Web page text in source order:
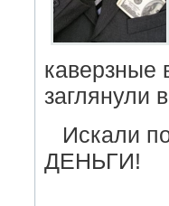
каверзные
заглянули
Искали
ДЕНЬГИ!